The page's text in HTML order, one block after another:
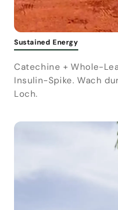
Sustained Energy
Catechine + Whole-
Insulin-Spike. Wach
Loch.